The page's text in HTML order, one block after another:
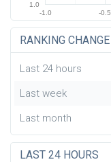
-1.0 -0.5
1.0
RANKING CHANGE
Last 24 hours
Last week
Last month
LAST 24 HOURS